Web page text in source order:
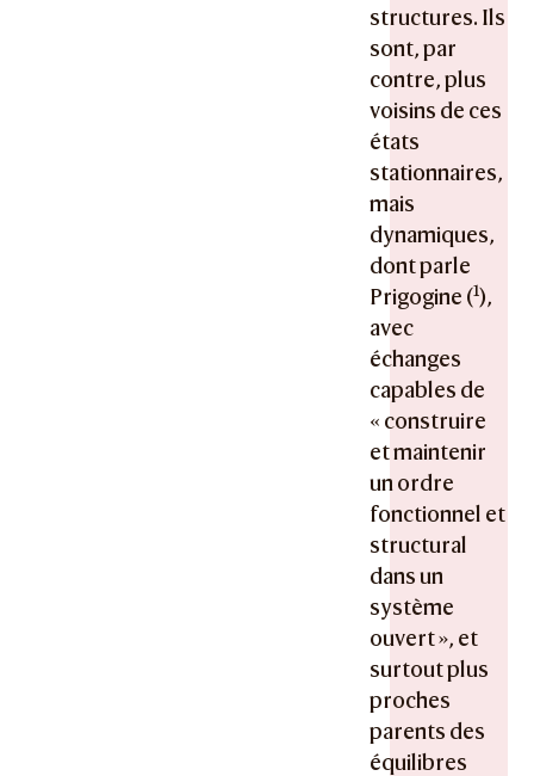
structures. Ils
sont, par
contre, plus
voisins de ces
états
stationnaires,
mais
dynamiques,
dont parle
Prigogine (1),
avec
échanges
capables de
« construire
et maintenir
un ordre
fonctionnel et
structural
dans un
système
ouvert », et
surtout plus
proches
parents des
équilibres